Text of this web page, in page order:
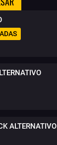
ALTERNATIVO